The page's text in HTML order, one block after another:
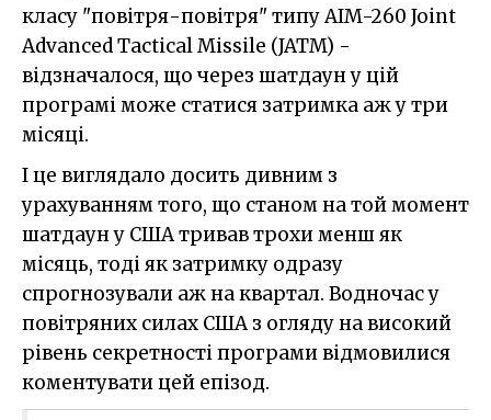
класу "повітря-повітря" типу AIM-260 Joint
Advanced Tactical Missile (JATM) -
відзначалося, що через шатдаун у цій
програмі може статися затримка аж у три
місяці.
І це виглядало досить дивним з
урахуванням того, що станом на той момент
шатдаун у США тривав трохи менш як
місяць, тоді як затримку одразу
спрогнозували аж на квартал. Водночас у
повітряних силах США з огляду на високий
рівень секретності програми відмовилися
коментувати цей епізод.